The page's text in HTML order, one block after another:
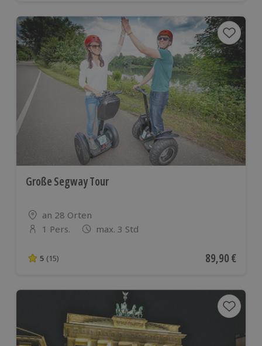
Große Segway Tour
Standort
an 28 Orten
Anzahl der Teilnehmer
1 Pers. max. 3 Std
5 von 5 Sternen basierend auf 15 Bewertungen
5 (15) Aktueller
89,90 €